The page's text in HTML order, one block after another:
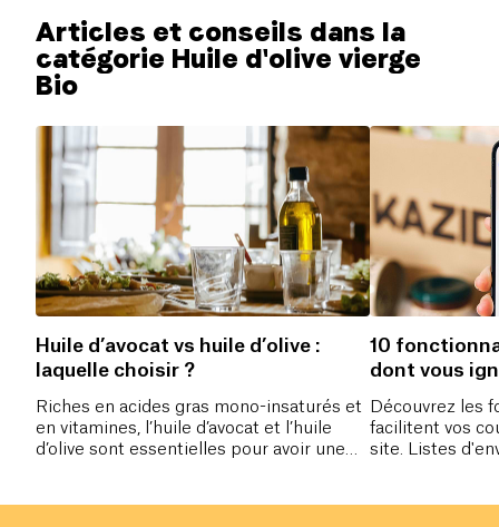
Articles et conseils dans la
catégorie Huile d'olive vierge
Bio
Huile d’avocat vs huile d’olive :
laquelle choisir ?
Riches en acides gras mono-insaturés et
en vitamines, l’huile d’avocat et l’huile
d’olive sont essentielles pour avoir une
10
dont vous
l'existence !
Découvrez les
facilitent vos
site. Listes